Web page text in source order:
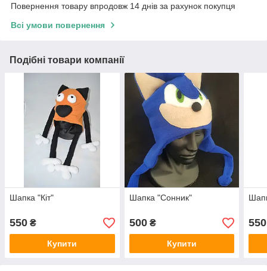
Повернення товару впродовж 14 днів за рахунок покупця
Всі умови повернення
Подібні товари компанії
Шапка "Кіт"
550 ₴
Купити
Шапка "Сонник"
500₴
Купити
550